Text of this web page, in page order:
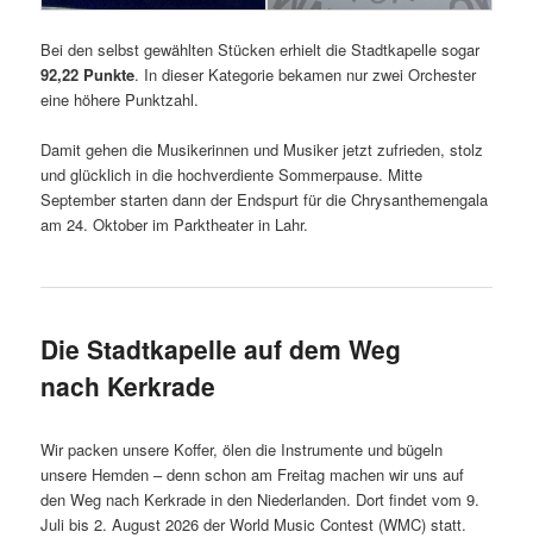
Bei den selbst gewählten Stücken erhielt die Stadtkapelle sogar
92,22 Punkte. In dieser Kategorie bekamen nur zwei Orchester
eine höhere Punktzahl.
Damit gehen die Musikerinnen und Musiker jetzt zufrieden, stolz
und glücklich in die hochverdiente Sommerpause. Mitte
September starten dann der Endspurt für die Chrysanthemengala
am 24. Oktober im Parktheater in Lahr.
Die Stadtkapelle auf dem Weg
nach Kerkrade
Wir packen unsere Koffer, ölen die Instrumente und bügeln
unsere Hemden – denn schon am Freitag machen wir uns auf
den Weg nach Kerkrade in den Niederlanden. Dort findet vom 9.
Juli bis 2. August 2026 der World Music Contest (WMC) statt.